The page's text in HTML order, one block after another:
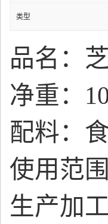
类型
品名：
净重：
配料：
使用范
生产加